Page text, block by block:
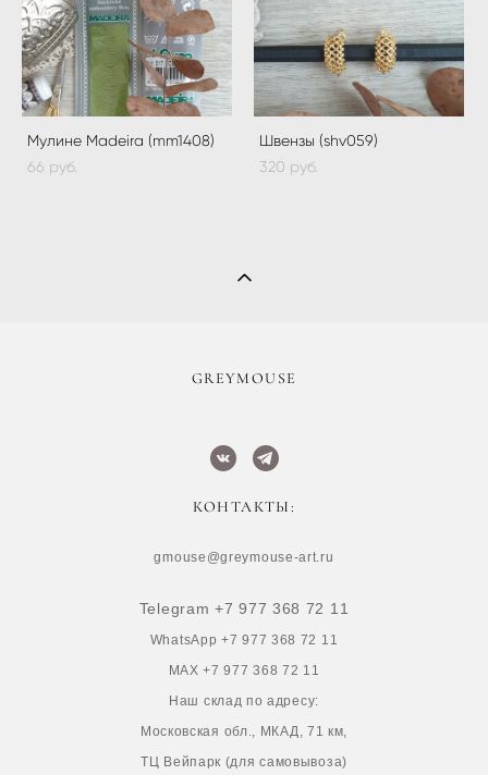
Мулине Madeira (mm1408)
66 pуб.
Швензы (shv059)
320 pуб.
​GREYMOUSE
КОНТАКТЫ:
gmouse@greymouse-art.ru
Telegram +7 977 368 72 11
WhatsApp +7 977 368 72 11
MAX +7 977 368 72 11
Наш склад по адресу:
Московская обл., МКАД, 71 км,
ТЦ Вейпарк (для самовывоза)